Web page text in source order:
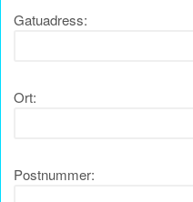
Gatuadress:
Ort:
Postnummer: